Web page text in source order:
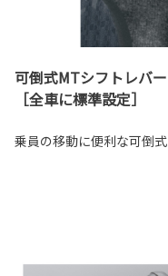
可倒式MTシフトレバー
［全車に標準設定］
乗員の移動に便利な可倒式